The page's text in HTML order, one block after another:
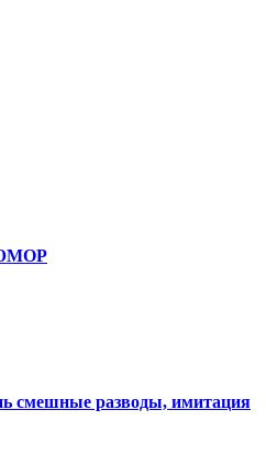
смешные разводы, имитация